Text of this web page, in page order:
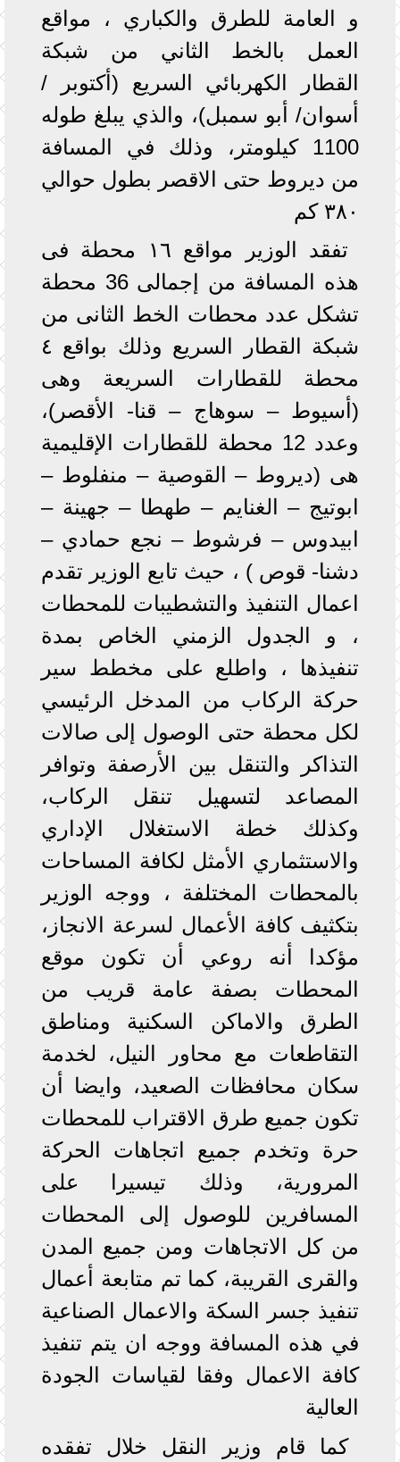
و العامة للطرق والكباري ، مواقع
العمل بالخط الثاني من شبكة
القطار الكهربائي السريع (أكتوبر /
أسوان/ أبو سمبل)، والذي يبلغ طوله
1100 كيلومتر، وذلك في المسافة
من ديروط حتى الاقصر بطول حوالي
٣٨٠ كم
تفقد الوزير مواقع ١٦ محطة فى
هذه المسافة من إجمالى 36 محطة
تشكل عدد محطات الخط الثانى من
شبكة القطار السريع وذلك بواقع ٤
محطة للقطارات السريعة وهى
(أسيوط – سوهاج – قنا- الأقصر)،
وعدد 12 محطة للقطارات الإقليمية
هى (ديروط – القوصية – منفلوط –
ابوتيج – الغنايم – طهطا – جهينة –
ابيدوس – فرشوط – نجع حمادي –
دشنا- قوص ) ، حيث تابع الوزير تقدم
اعمال التنفيذ والتشطيبات للمحطات
، و الجدول الزمني الخاص بمدة
تنفيذها ، واطلع على مخطط سير
حركة الركاب من المدخل الرئيسي
لكل محطة حتى الوصول إلى صالات
التذاكر والتنقل بين الأرصفة وتوافر
المصاعد لتسهيل تنقل الركاب،
وكذلك خطة الاستغلال الإداري
والاستثماري الأمثل لكافة المساحات
بالمحطات المختلفة ، ووجه الوزير
بتكثيف كافة الأعمال لسرعة الانجاز،
مؤكدا أنه روعي أن تكون موقع
المحطات بصفة عامة قريب من
الطرق والاماكن السكنية ومناطق
التقاطعات مع محاور النيل، لخدمة
سكان محافظات الصعيد، وايضا أن
تكون جميع طرق الاقتراب للمحطات
حرة وتخدم جميع اتجاهات الحركة
المرورية، وذلك تيسيرا على
المسافرين للوصول إلى المحطات
من كل الاتجاهات ومن جميع المدن
والقرى القريبة، كما تم متابعة أعمال
تنفيذ جسر السكة والاعمال الصناعية
في هذه المسافة ووجه ان يتم تنفيذ
كافة الاعمال وفقا لقياسات الجودة
العالية
كما قام وزير النقل خلال تفقده